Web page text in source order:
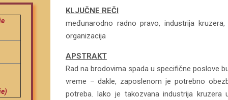
KLJUČNE REČI
međunarodno radno pravo, industrija
organizacija
APSTRAKT
Rad na brodovima spada u specifične poslove
vreme – dakle, zaposlenom je potrebno
potreba. Iako je takozvana industrija